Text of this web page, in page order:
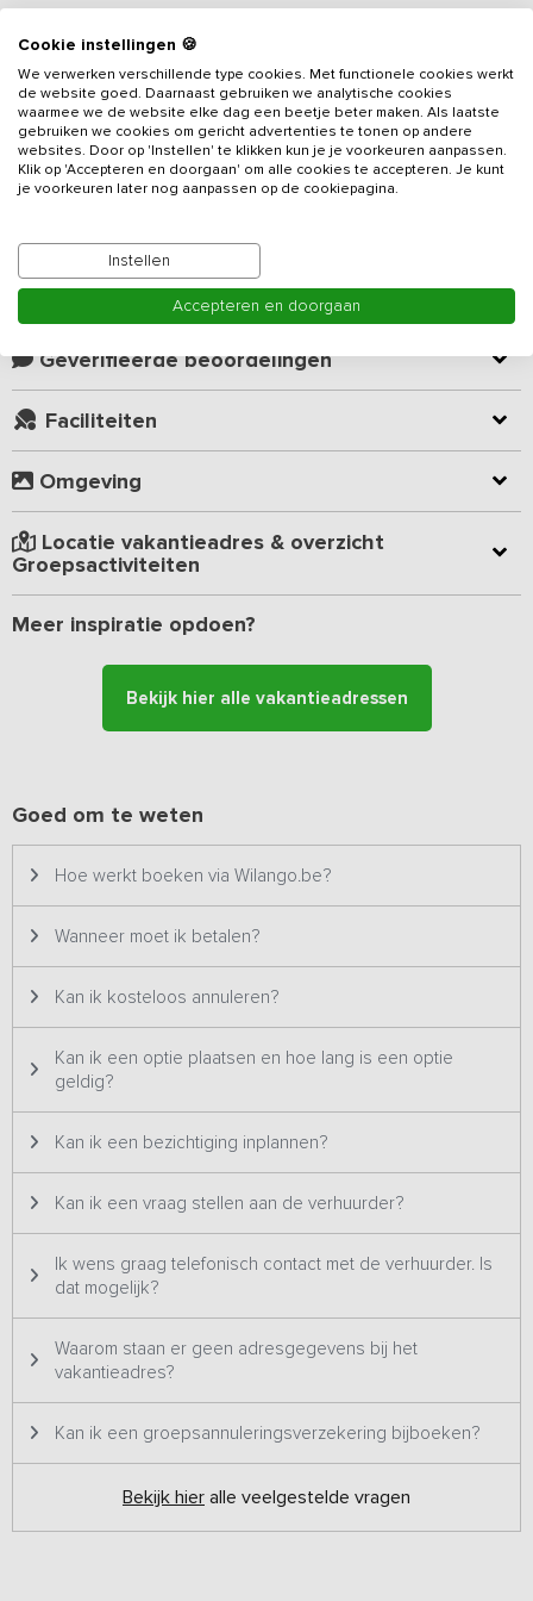
Beschrijving
Midden op het bosrijke Sallandse platteland tref je dit
vakantieadresvoor 16 personen, voorzien van 7 slaapkamers. Je
verblijft exclusief met je eigen groep op het hectare grote eigen
terrein. Je beschikt over een groot grasveld voor volleybal en
om onder alle weersomstandigheden beschut activiteiten te
organiseren.
goede voorzieningen, zoals een dubbele vaatwasser en een
ook een enkel hoog-laagbed) en een ruime badkamer. De
accommodatie is op de begane grond geheel drempelloos en
vriendelijk voor mindervaliden. Boven zijn vijf slaapkamers, een
ruime badkamer, een apart toilet en een ruime overloop naar een
terrasbalkon. De accommodatie heeft daarnaast ook een gesloten
multifunctionele ruimte met tafeltennistafel, voetbaltafel en
allerhande speelgoed.
gewenst zijn er goede mogelijkheden voor verzorging van
Bijzonderheden:Dit vakantieadres is zowel voor kleine als
grotere groepen geschikt en staat daarom twee keer op ons
Kamer indeling
Geverifieerde beoordelingen
Faciliteiten
Omgeving
Locatie vakantieadres & overzicht
Groepsactiviteiten
Meer inspiratie opdoen?
Bekijk hier alle vakantieadressen
Goed om te weten
Hoe werkt boeken via Wilango.be?
Wanneer moet ik betalen?
Kan ik kosteloos annuleren?
Kan ik een optie plaatsen en hoe lang is een optie
geldig?
Kan ik een bezichtiging inplannen?
Kan ik een vraag stellen aan de verhuurder?
Ik wens graag telefonisch contact met de verhuurder. Is
dat mogelijk?
Waarom staan er geen adresgegevens bij het
vakantieadres?
Kan ik een groepsannuleringsverzekering bijboeken?
Bekijk hier alle veelgestelde vragen
Cookie instellingen 🍪
We verwerken verschillende type cookies. Met functionele cookies werkt
de website goed. Daarnaast gebruiken we analytische cookies
waarmee we de website elke dag een beetje beter maken. Als laatste
gebruiken we cookies om gericht advertenties te tonen op andere
websites. Door op 'Instellen' te klikken kun je je voorkeuren aanpassen.
Klik op 'Accepteren en doorgaan' om alle cookies te accepteren. Je kunt
je voorkeuren later nog aanpassen op de cookiepagina.
Instellen
Accepteren en doorgaan